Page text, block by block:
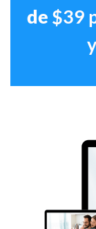
de $39